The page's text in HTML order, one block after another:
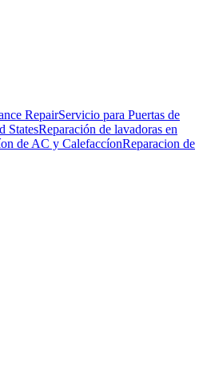
RepairServicio para Puertas de
StatesReparación de lavadoras en
de AC y CalefaccíonReparacion de